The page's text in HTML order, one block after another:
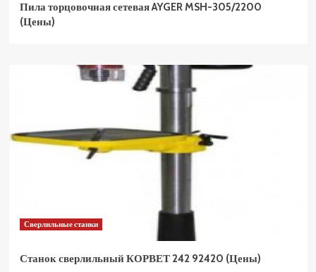
Пила торцовочная сетевая AYGER MSH-305/2200
(Цены)
Сверлильные станки
Станок сверлильный КОРВЕТ 242 92420 (Цены)